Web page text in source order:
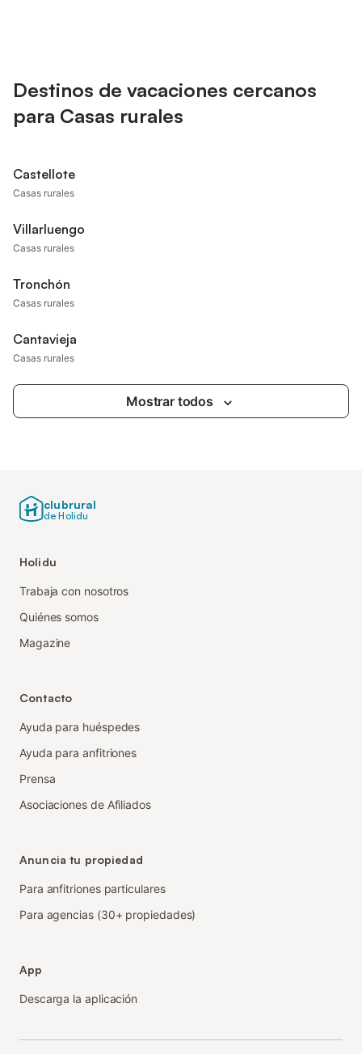
Destinos de vacaciones cercanos
para Casas rurales
Castellote
Casas rurales
Villarluengo
Casas rurales
Tronchón
Casas rurales
Cantavieja
Casas rurales
Mostrar todos
clubrural
de Holidu
Holidu
Trabaja con nosotros
Quiénes somos
Magazine
Contacto
Ayuda para huéspedes
Ayuda para anfitriones
Prensa
Asociaciones de Afiliados
Anuncia tu propiedad
Para anfitriones particulares
Para agencias (30+ propiedades)
App
Descarga la aplicación